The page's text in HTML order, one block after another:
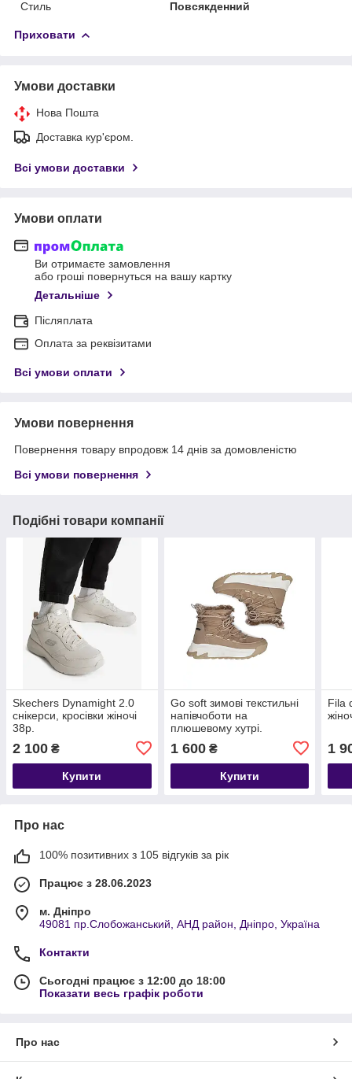
Стиль
Повсякденний
Приховати
Умови доставки
Нова Пошта
Доставка кур'єром.
Всі умови доставки
Умови оплати
Ви отримаєте замовлення
або гроші повернуться на вашу картку
Детальніше
Післяплата
Оплата за реквізитами
Всі умови оплати
Умови повернення
Повернення товару впродовж 14 днів за домовленістю
Всі умови повернення
Подібні товари компанії
Skechers Dynamight 2.0
снікерси, кросівки жіночі
38р.
2 100 ₴
Купити
Go soft зимові текстильні
напівчоботи на
плюшевому хутрі.
1 600₴
Купити
Fila
1
Про нас
100% позитивних з 105 відгуків за рік
Працює з 28.06.2023
м. Дніпро
49081 пр.Слобожанський, АНД район, Дніпро, Україна
Контакти
Сьогодні працює з 12:00 до 18:00
Показати весь графік роботи
Про нас